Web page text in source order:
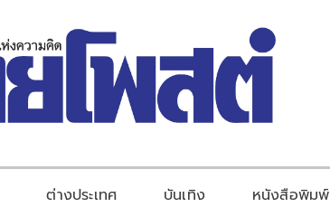
ต่างประเทศ บันเทิง หนังสือพิมพ์